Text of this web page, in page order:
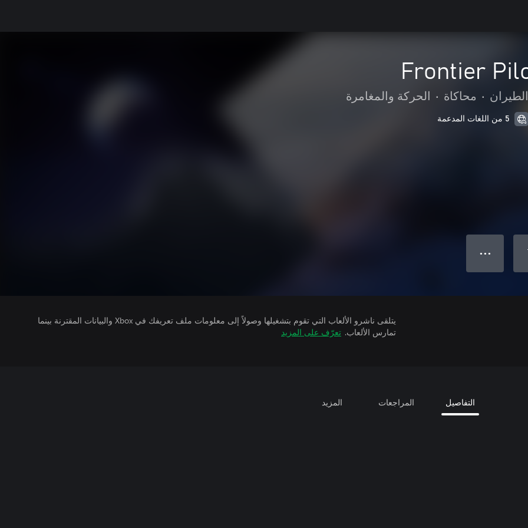
Frontier
• محاكاة • الحركة والمغامرة
5 من اللغات المدعمة
● ● ●
يتلقى ناشرو الألعاب التي تقوم بتشغيلها وصولاً إلى معلومات ملف تعريفك في Xbox والبيانات المقترنة بينما
تمارس الألعاب. تعرّف على المزيد
التفاصيل المراجعات المزيد